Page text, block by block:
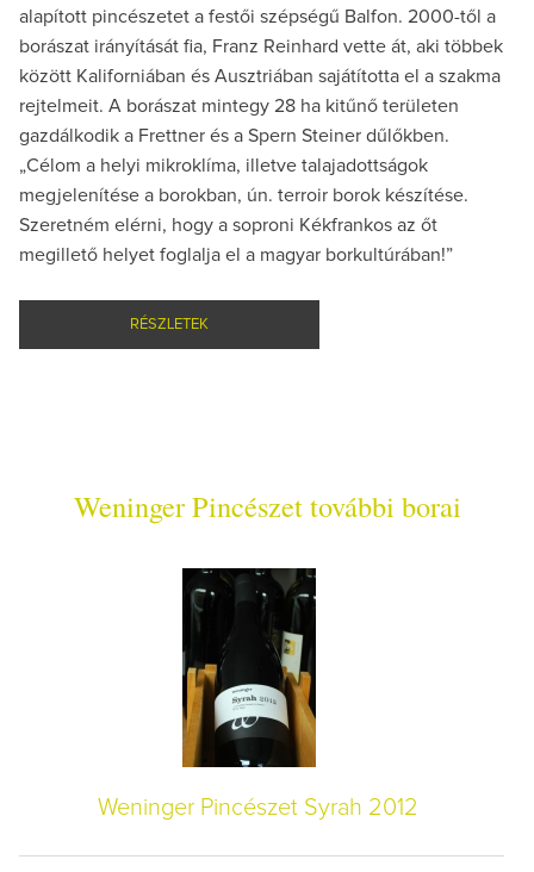
alapított pincészetet a festői szépségű Balfon. 2000-től a
borászat irányítását fia, Franz Reinhard vette át, aki többek
között Kaliforniában és Ausztriában sajátította el a szakma
rejtelmeit. A borászat mintegy 28 ha kitűnő területen
gazdálkodik a Frettner és a Spern Steiner dűlőkben.
„Célom a helyi mikroklíma, illetve talajadottságok
megjelenítése a borokban, ún. terroir borok készítése.
Szeretném elérni, hogy a soproni Kékfrankos az őt
megillető helyet foglalja el a magyar borkultúrában!”
RÉSZLETEK
Weninger Pincészet további borai
Weninger Pincészet Syrah 2012